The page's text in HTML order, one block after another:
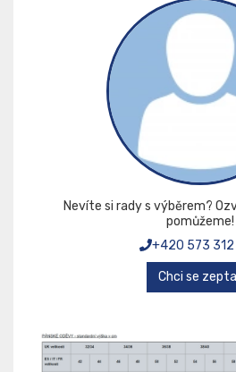
Nevíte si rady s výběrem?
pomůžeme!
+420 573
Chci se